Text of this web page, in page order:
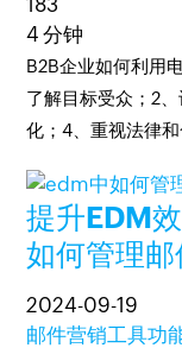
183
4 分钟
B2B企业如何利用
了解目标受众；2
化；4、重视法律和
提升EDM
如何管理
2024-09-19
邮件营销工具功